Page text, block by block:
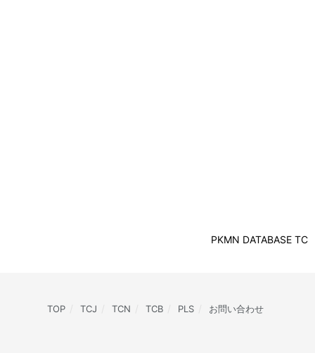
PKMN DATABASE TC
TOP TCJ TCN TCB PLS お問い合わせ